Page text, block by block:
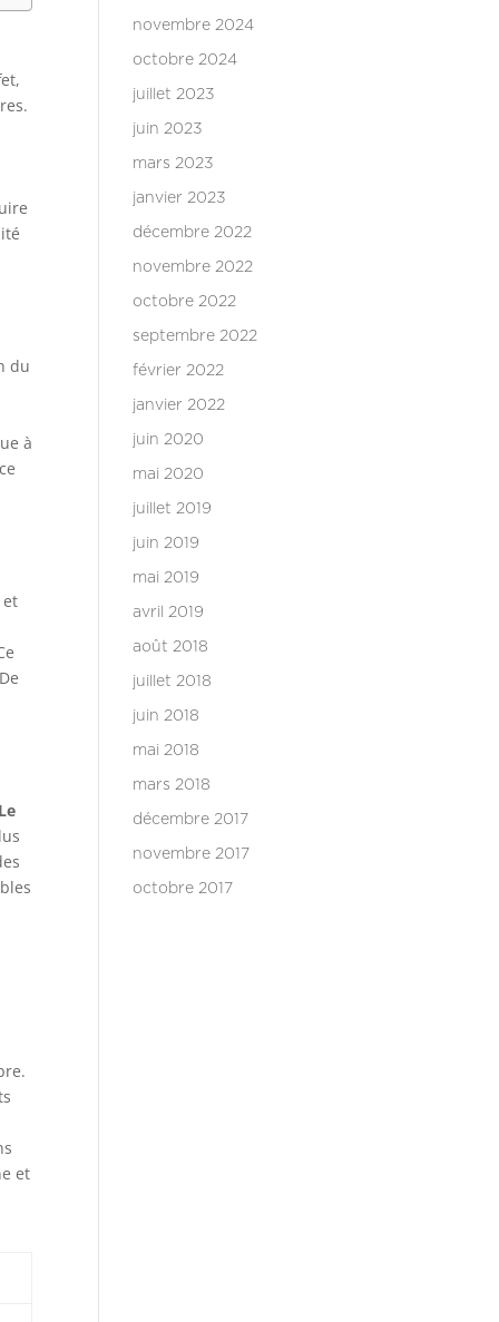
du
à
et
et
novembre 2024
octobre 2024
juillet 2023
juin 2023
mars 2023
janvier 2023
décembre 2022
novembre 2022
octobre 2022
septembre 2022
février 2022
janvier 2022
juin 2020
mai 2020
juillet 2019
juin 2019
mai 2019
avril 2019
août 2018
juillet 2018
juin 2018
mai 2018
mars 2018
décembre 2017
novembre 2017
octobre 2017